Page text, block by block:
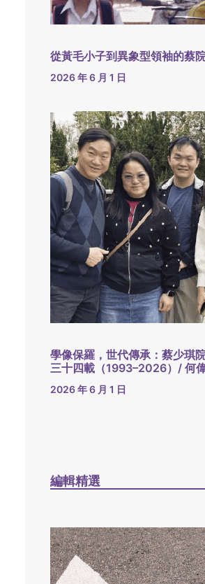
從黃毛小子到異象型領袖的蔡
2026 年 6 月 1 日
學像保羅，世代傳承：蔡少琪
三十四載（1993–2026）/ 何
2026 年 6 月 1 日
編輯精選